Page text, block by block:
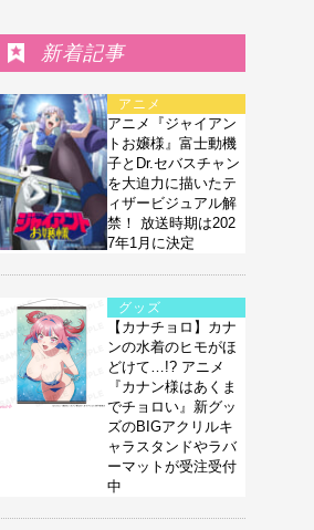
新着記事
アニメ
アニメ『ジャイアン
トお嬢様』富士動機
子とDr.セバスチャン
を大迫力に描いたテ
ィザービジュアル解
禁！ 放送時期は202
7年1月に決定
グッズ
【カナチョロ】カナ
ンの水着のヒモがほ
どけて…!? アニメ
『カナン様はあくま
でチョロい』新グッ
ズのBIGアクリルキ
ャラスタンドやラバ
ーマットが受注受付
中